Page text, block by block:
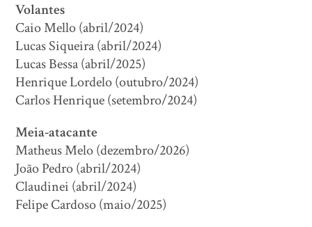
Volantes
Caio Mello (abril/2024)
Lucas Siqueira (abril/2024)
Lucas Bessa (abril/2025)
Henrique Lordelo (outubro/2024)
Carlos Henrique (setembro/2024)
Meia-atacante
Matheus Melo (dezembro/2026)
João Pedro (abril/2024)
Claudinei (abril/2024)
Felipe Cardoso (maio/2025)